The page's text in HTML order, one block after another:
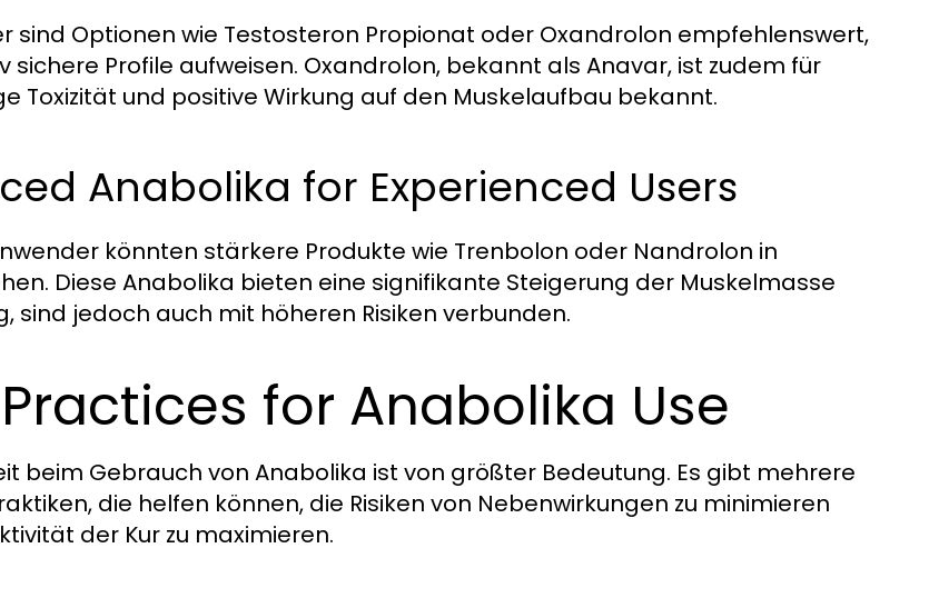
sind Optionen wie Testosteron Propionat oder Oxandrolon empfehlenswert,
sichere Profile aufweisen. Oxandrolon, bekannt als Anavar, ist zudem für
Toxizität und positive Wirkung auf den Muskelaufbau bekannt.
Anabolika for Experienced Users
könnten stärkere Produkte wie Trenbolon oder Nandrolon in
Diese Anabolika bieten eine signifikante Steigerung der Muskelmasse
sind jedoch auch mit höheren Risiken verbunden.
for Anabolika Use
beim Gebrauch von Anabolika ist von größter Bedeutung. Es gibt mehrere
die helfen können, die Risiken von Nebenwirkungen zu minimieren
der Kur zu maximieren.